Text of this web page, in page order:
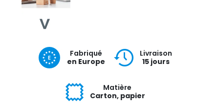
Fabriqué
en Europe
Livraison
15 jours
Matière
Carton, papier